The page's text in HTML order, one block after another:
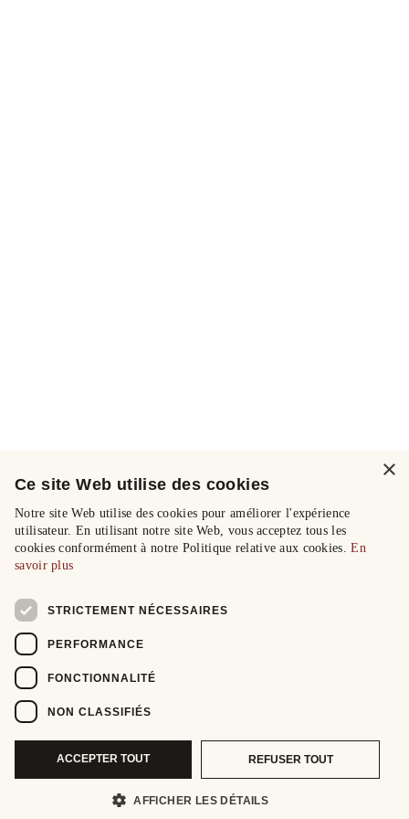
×
Ce site Web utilise des cookies
Notre site Web utilise des cookies pour améliorer l'expérience
utilisateur. En utilisant notre site Web, vous acceptez tous les
cookies conformément à notre Politique relative aux cookies.En
savoir plus
STRICTEMENT NÉCESSAIRES
PERFORMANCE
FONCTIONNALITÉ
NON CLASSIFIÉS
ACCEPTER TOUT REFUSER TOUT
AFFICHER LES DÉTAILS